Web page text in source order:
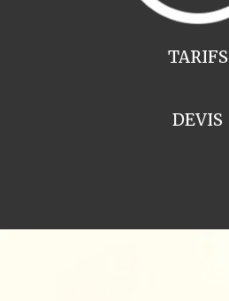
TARIFS
DEVIS